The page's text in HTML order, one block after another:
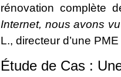
rénovation complète
Internet, nous avons
L., directeur d’une
Étude de Cas :